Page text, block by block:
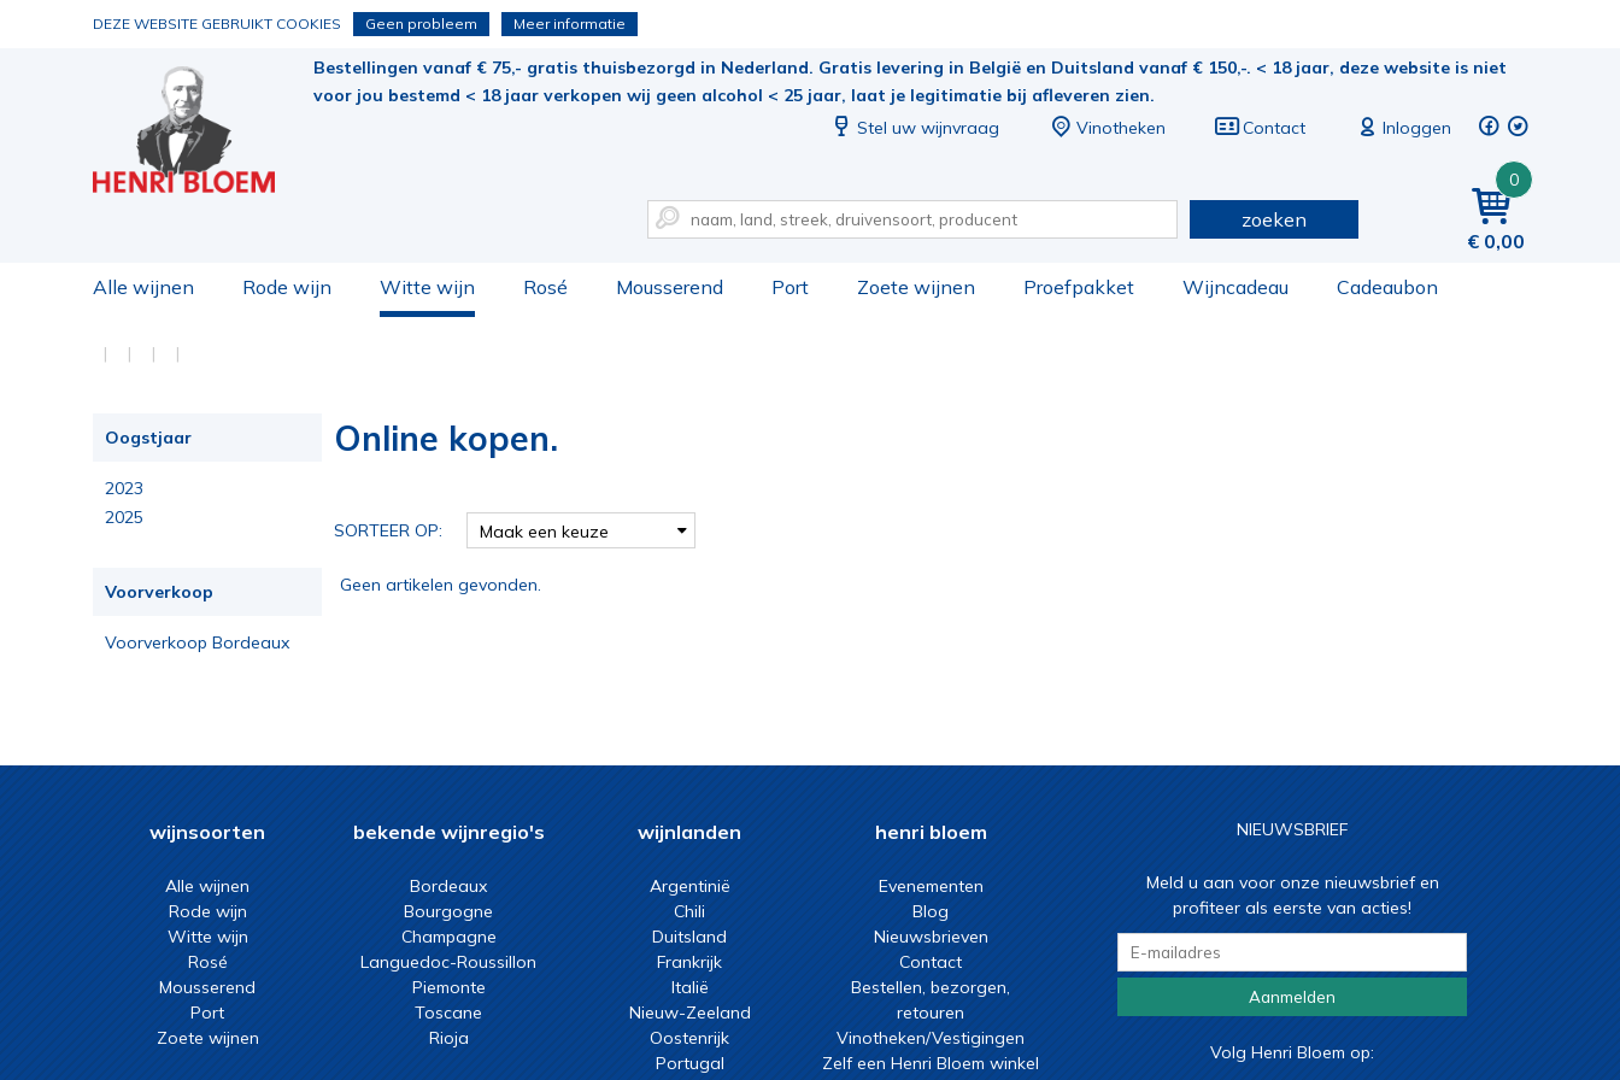
DEZE WEBSITE GEBRUIKT COOKIES Geen probleem Meer informatie
Bestellingen vanaf € 75,- gratis thuisbezorgd in Nederland. Gratis levering in België en Duitsland vanaf € 150,-. < 18 jaar, deze website is niet
voor jou bestemd < 18 jaar verkopen wij geen alcohol < 25 jaar, laat je legitimatie bij afleveren zien.
Stel uw wijnvraag
Vinotheken Contact Inloggen
0
0,00
zoeken
Alle wijnen Rode wijn Witte wijn Rosé Mousserend Port Zoete wijnen Proefpakket Wijncadeau Cadeaubon
Oogstjaar
2023
2025
Voorverkoop
Voorverkoop Bordeaux
Online kopen.
SORTEER OP: Maak een keuze
Geen artikelen gevonden.
wijnsoorten
Alle wijnen
Rode wijn
Witte wijn
Rosé
Mousserend
Port
Zoete wijnen
bekende wijnregio's
Bordeaux
Bourgogne
Champagne
Languedoc-Roussillon
Piemonte
Toscane
Rioja
wijnlanden
Argentinië
Chili
Duitsland
Frankrijk
Italië
Nieuw-Zeeland
Oostenrijk
Portugal
henri bloem
Evenementen
Blog
Nieuwsbrieven
Contact
Bestellen, bezorgen,
retouren
Vinotheken/Vestigingen
Zelf een Henri Bloem winkel
NIEUWSBRIEF
Meld u aan voor onze nieuwsbrief en
profiteer als eerste van acties!
Aanmelden
Volg Henri Bloem op: